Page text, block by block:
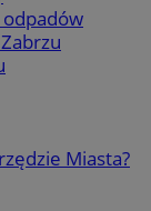
Miasta?